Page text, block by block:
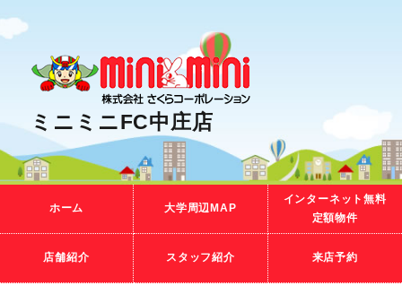
ミニミニFC中庄店
ホーム 大学周辺MAP
インターネット無料
定額物件
店舗紹介 スタッフ紹介 来店予約